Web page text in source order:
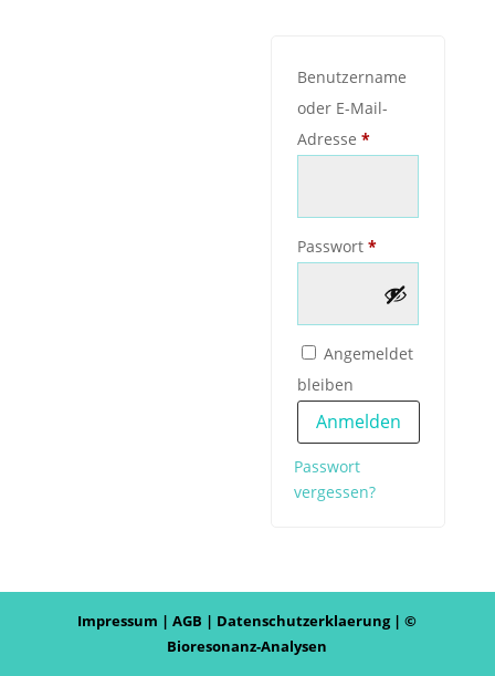
Benutzername
oder E-Mail-
Adresse *Erforderlich
Passwort *Erforderlich
Alternative:
Angemeldet
bleiben
Anmelden
Passwort
vergessen?
Impressum |AGB | Datenschutzerklaerung | ©
Bioresonanz-Analysen